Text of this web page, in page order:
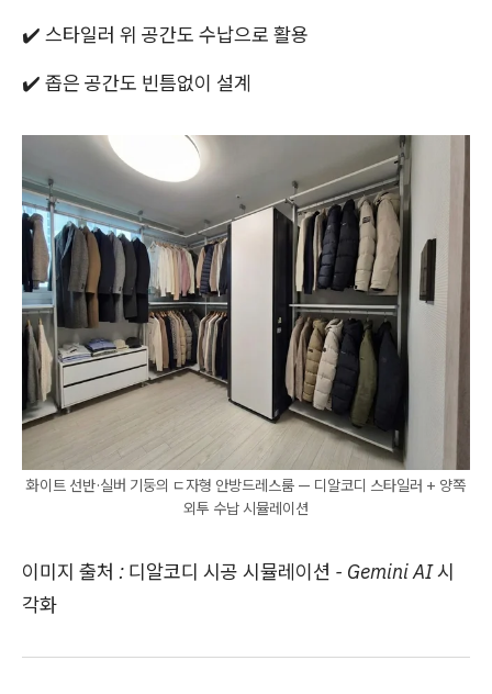
✔️ 스타일러 위 공간도 수납으로 활용
✔️ 좁은 공간도 빈틈없이 설계
화이트 선반·실버 기둥의 ㄷ자형 안방드레스룸 — 디알코디 스타일러 + 양쪽
외투 수납 시뮬레이션
이미지 출처 : 디알코디 시공 시뮬레이션 - Gemini AI 시
각화